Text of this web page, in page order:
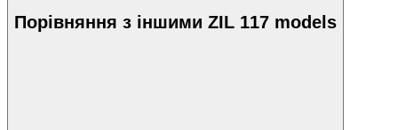
Порівняння з іншими ZIL 117 models